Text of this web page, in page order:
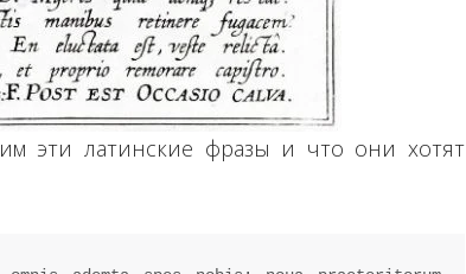
эти латинские фразы и что они хотят